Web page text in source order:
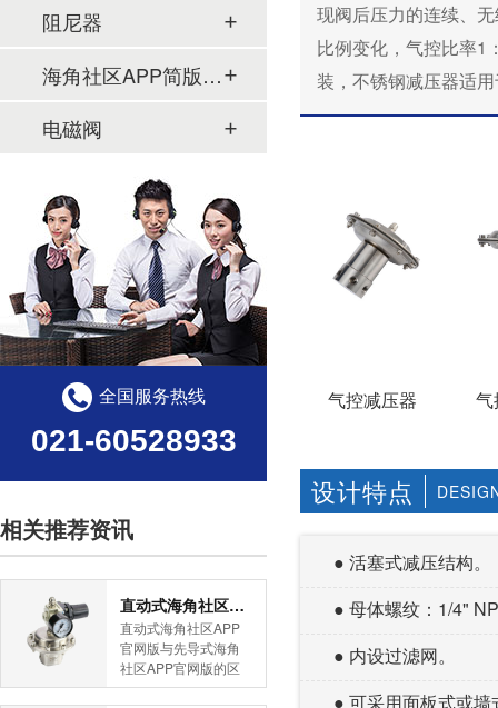
现阀后压力的连续、无
比例变化，气控比率
装，不锈钢减压器适用于
气控减压器 气
设计特点
● 活塞式减压结构。
● 母体螺纹：1/4"
● 内设过滤网。
● 可采用面板式或墙式
阻尼器
海角社区APP简版下载及管件
电磁阀
全国服务热线
021-60528933
相关推荐资讯
直动式海角社区APP官网版与先导式海角社区APP官网版的区别
直动式海角社区APP
官网版与先导式海角
社区APP官网版的区
别是什么？HJBA8海